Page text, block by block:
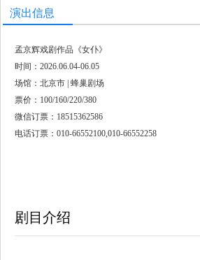
演出信息
孟京辉戏剧作品《女仆》
时间：2026.06.04-06.05
场馆：北京市 | 蜂巢剧场
票价：100/160/220/380
微信订票：18515362586
电话订票：010-66552100,010-66552258
剧目介绍